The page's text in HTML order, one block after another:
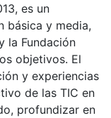
es un
básica y media,
la Fundación
objetivos. El
y experiencias
de las TIC en
profundizar en